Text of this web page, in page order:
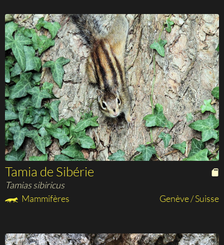
Tamia de Sibérie
Tamias sibiricus
Mammifères
Genève / Suisse